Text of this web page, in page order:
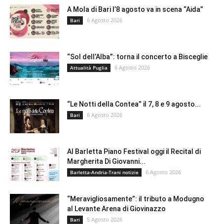
A Mola di Bari l’8 agosto va in scena “Aida”
Bari 6 Agosto 2026
“Sol dell’Alba”: torna il concerto a Bisceglie
Attualità Puglia 6 Agosto 2026
“Le Notti della Contea” il 7, 8 e 9 agosto...
Bari 6 Agosto 2026
Al Barletta Piano Festival oggi il Recital di
Margherita Di Giovanni...
Barletta-Andria-Trani notizie 6 Agosto 2026
“Meravigliosamente”: il tributo a Modugno
al Levante Arena di Giovinazzo
Bari 5 Agosto 2026